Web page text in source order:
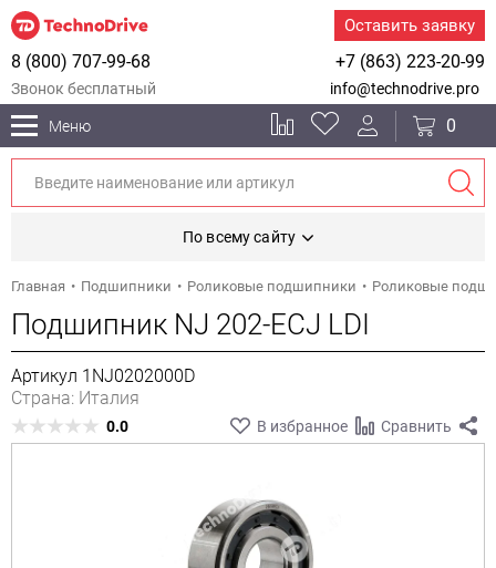
Оставить заявку
+7 (863) 223-20-99
8 (800) 707-99-68
Звонок бесплатный info@technodrive.pro
Меню 0
По всему сайту
Главная Подшипники Роликовые подшипники Роликовые
Подшипник NJ 202-ECJ LDI
Артикул 1NJ0202000D
Страна: Италия
0.0 В избранное Сравнить